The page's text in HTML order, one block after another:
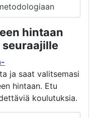
hintaan
ja saat valitsemasi
hintaan. Etu
koulutuksia.